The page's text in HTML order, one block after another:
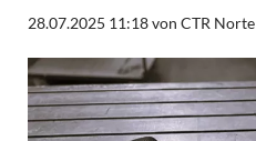
28.07.2025 11:18von CTR Norte